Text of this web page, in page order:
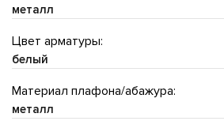
металл
Цвет арматуры:
белый
Материал плафона/абажура:
металл